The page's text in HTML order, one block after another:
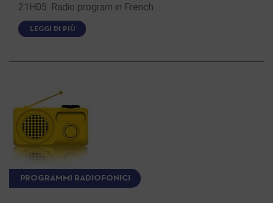
21H05. Radio program in French …
LEGGI DI PIÙ
PROGRAMMI RADIOFONICI